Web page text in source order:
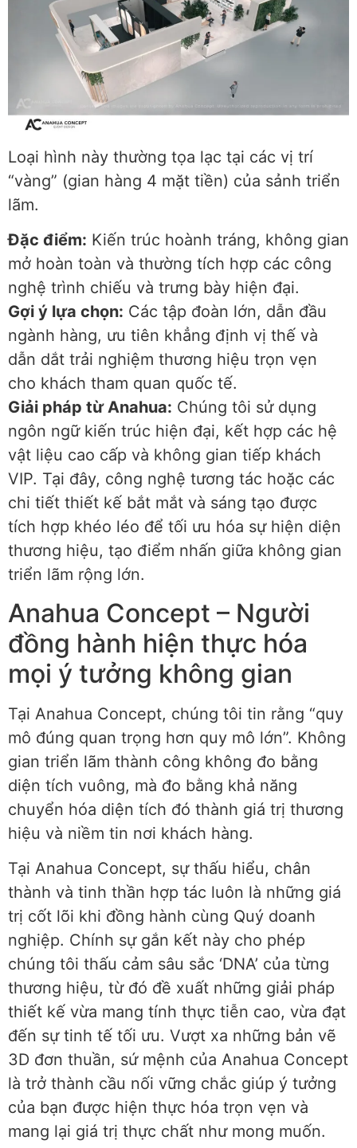
Loại hình này thường tọa lạc tại các vị trí
“vàng” (gian hàng 4 mặt tiền) của sảnh triển
lãm.
Đặc điểm: Kiến trúc hoành tráng, không gian
mở hoàn toàn và thường tích hợp các công
nghệ trình chiếu và trưng bày hiện đại.
Gợi ý lựa chọn: Các tập đoàn lớn, dẫn đầu
ngành hàng, ưu tiên khẳng định vị thế và
dẫn dắt trải nghiệm thương hiệu trọn vẹn
cho khách tham quan quốc tế.
Giải pháp từ Anahua: Chúng tôi sử dụng
ngôn ngữ kiến trúc hiện đại, kết hợp các hệ
vật liệu cao cấp và không gian tiếp khách
VIP. Tại đây, công nghệ tương tác hoặc các
chi tiết thiết kế bắt mắt và sáng tạo được
tích hợp khéo léo để tối ưu hóa sự hiện diện
thương hiệu, tạo điểm nhấn giữa không gian
triển lãm rộng lớn.
Anahua Concept – Người
đồng hành hiện thực hóa
mọi ý tưởng không gian
Tại Anahua Concept, chúng tôi tin rằng “quy
mô đúng quan trọng hơn quy mô lớn”. Không
gian triển lãm thành công không đo bằng
diện tích vuông, mà đo bằng khả năng
chuyển hóa diện tích đó thành giá trị thương
hiệu và niềm tin nơi khách hàng.
Tại Anahua Concept, sự thấu hiểu, chân
thành và tinh thần hợp tác luôn là những giá
trị cốt lõi khi đồng hành cùng Quý doanh
nghiệp. Chính sự gắn kết này cho phép
chúng tôi thấu cảm sâu sắc ‘DNA’ của từng
thương hiệu, từ đó đề xuất những giải pháp
thiết kế vừa mang tính thực tiễn cao, vừa đạt
đến sự tinh tế tối ưu. Vượt xa những bản vẽ
3D đơn thuần, sứ mệnh của Anahua Concept
là trở thành cầu nối vững chắc giúp ý tưởng
của bạn được hiện thực hóa trọn vẹn và
mang lại giá trị thực chất như mong muốn.